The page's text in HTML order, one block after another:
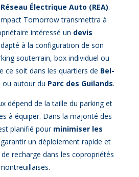
Réseau Électrique Auto (REA).
Tomorrow transmettra à
intéressé un devis
à la configuration de son
souterrain, box individuel ou
ce soit dans les quartiers de Bel-
ou autour du Parc des Guilands.
dépend de la taille du parking et
à équiper. Dans la majorité des
planifié pour minimiser les
un déploiement rapide et
recharge dans les copropriétés